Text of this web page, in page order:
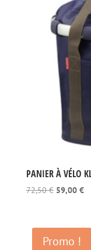
PANIER À VÉLO
72,50€ Le
était :
72,50 €.
59,00 €Le
Promo !